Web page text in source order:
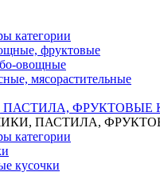
категории
фруктовые
овощные
мясорастительные
ПАСТИЛА, ФРУКТОВЫЕ
ПАСТИЛА,
категории
кусочки